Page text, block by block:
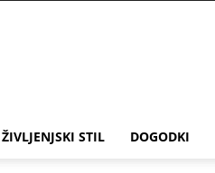
ŽIVLJENJSKI STIL DOGODKI